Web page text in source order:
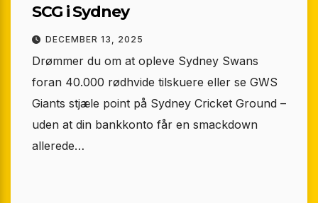
SCG i Sydney
DECEMBER 13, 2025
Drømmer du om at opleve Sydney Swans
foran 40.000 rødhvide tilskuere eller se GWS
Giants stjæle point på Sydney Cricket Ground –
uden at din bankkonto får en smackdown
allerede…